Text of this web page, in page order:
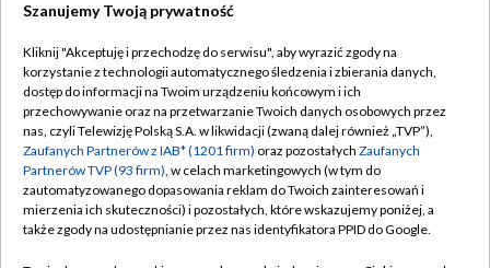
TVP
Abonament TVP
Emisja w TVP
Centrum informacji TVP
Naziemna Telewizja Cyfrowa
Regulamin TVP
Polityka prywatności
Moje zgody
Pomoc
Szanujemy Twoją prywatność
Kliknij "Akceptuję i przechodzę do serwisu", aby wyrazić zgody na
korzystanie z technologii automatycznego śledzenia i zbierania danych,
dostęp do informacji na Twoim urządzeniu końcowym i ich
przechowywanie oraz na przetwarzanie Twoich danych osobowych przez
nas, czyli Telewizję Polską S.A. w likwidacji (zwaną dalej również „TVP”),
Zaufanych Partnerów z IAB* (1201 firm) oraz pozostałych Zaufanych
Partnerów TVP (93 firm), w celach marketingowych (w tym do
zautomatyzowanego dopasowania reklam do Twoich zainteresowań i
mierzenia ich skuteczności) i pozostałych, które wskazujemy poniżej, a
także zgody na udostępnianie przez nas identyfikatora PPID do Google.